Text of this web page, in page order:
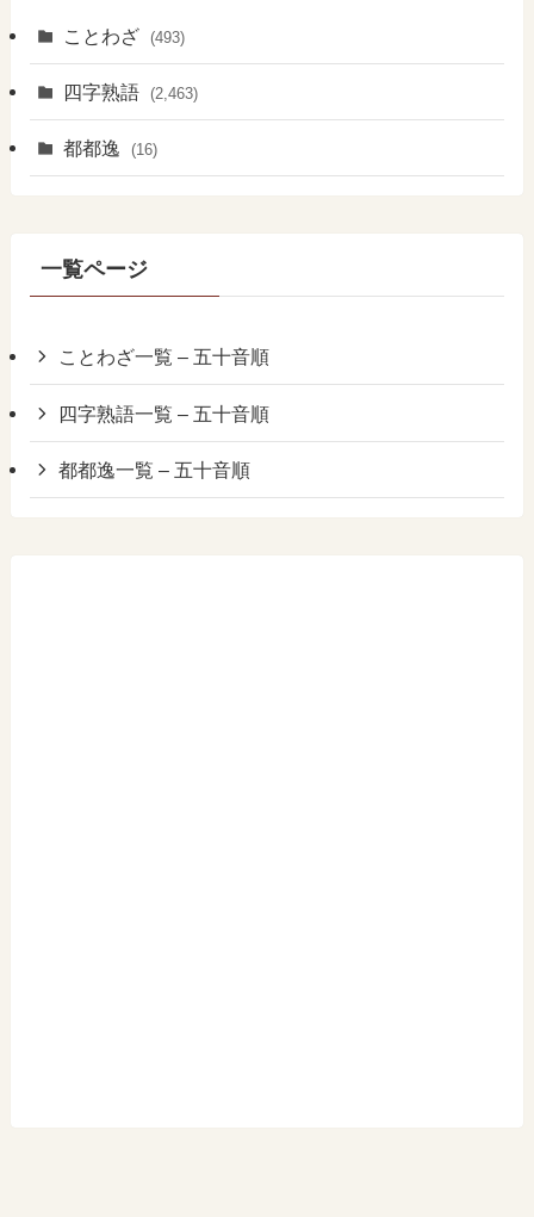
ことわざ (493)
四字熟語 (2,463)
都都逸 (16)
一覧ページ
ことわざ一覧 – 五十音順
四字熟語一覧 – 五十音順
都都逸一覧 – 五十音順